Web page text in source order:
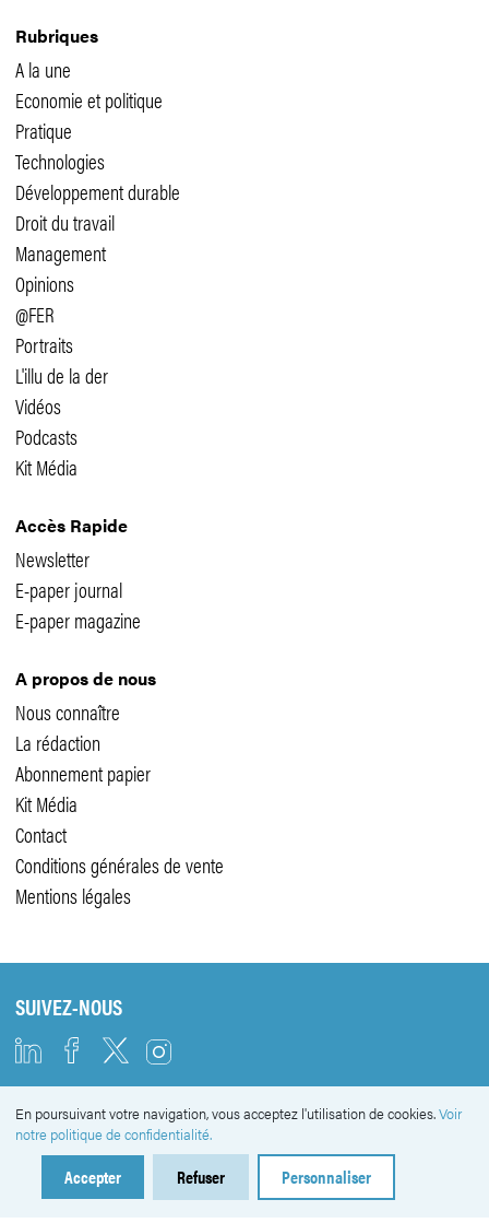
Rubriques
A la une
Economie et politique
Pratique
Technologies
Développement durable
Droit du travail
Management
Opinions
@FER
Portraits
L'illu de la der
Vidéos
Podcasts
Kit Média
Accès Rapide
Newsletter
E-paper journal
E-paper magazine
A propos de nous
Nous connaître
La rédaction
Abonnement papier
Kit Média
Contact
Conditions générales de vente
Mentions légales
SUIVEZ-NOUS
NEWSLETTER
En poursuivant votre navigation, vous acceptez l'utilisation de cookies.Voir
notre politique de confidentialité.
Accepter Refuser Personnaliser